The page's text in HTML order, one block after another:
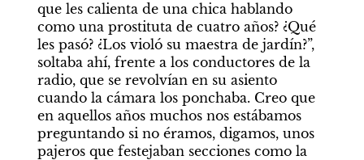
que les calienta de una chica hablando
como una prostituta de cuatro años? ¿Qué
les pasó? ¿Los violó su maestra de jardín?”,
soltaba ahí, frente a los conductores de la
radio, que se revolvían en su asiento
cuando la cámara los ponchaba. Creo que
en aquellos años muchos nos estábamos
preguntando si no éramos, digamos, unos
pajeros que festejaban secciones como la